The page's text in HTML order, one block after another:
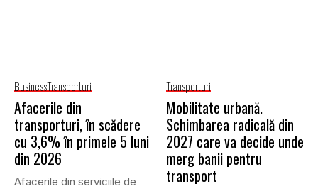
BusinessTransporturi
Afacerile din
transporturi, în scădere
cu 3,6% în primele 5 luni
din 2026
Afacerile din serviciile de
Transporturi
Mobilitate urbană.
Schimbarea radicală din
2027 care va decide unde
merg banii pentru
transport